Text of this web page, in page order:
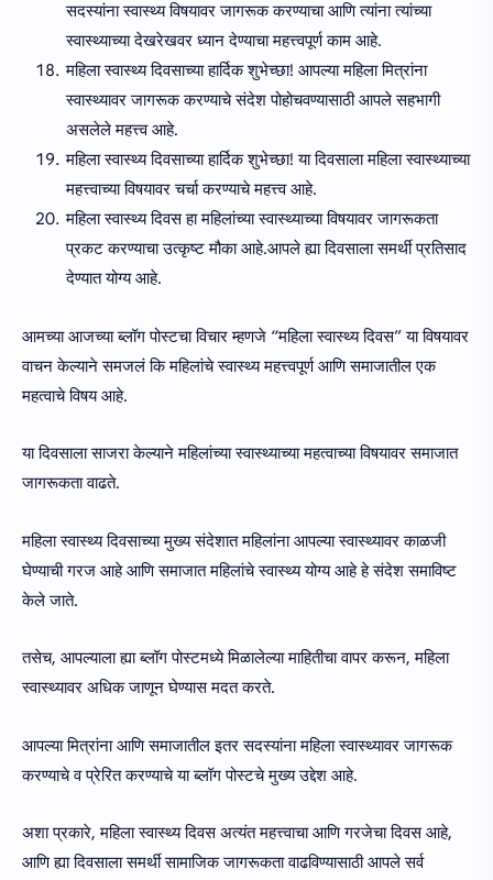
सदस्यांना स्वास्थ्य विषयावर जागरूक करण्याचा आणि त्यांना त्यांच्या
स्वास्थ्याच्या देखरेखवर ध्यान देण्याचा महत्त्वपूर्ण काम आहे.
महिला स्वास्थ्य दिवसाच्या हार्दिक शुभेच्छा! आपल्या महिला मित्रांना
स्वास्थ्यावर जागरूक करण्याचे संदेश पोहोचवण्यासाठी आपले सहभागी
असलेले महत्त्व आहे.
महिला स्वास्थ्य दिवसाच्या हार्दिक शुभेच्छा! या दिवसाला महिला स्वास्थ्याच्या
महत्त्वाच्या विषयावर चर्चा करण्याचे महत्त्व आहे.
महिला स्वास्थ्य दिवस हा महिलांच्या स्वास्थ्याच्या विषयावर जागरूकता
प्रकट करण्याचा उत्कृष्ट मौका आहे.आपले ह्या दिवसाला समर्थी प्रतिसाद
देण्यात योग्य आहे.
आमच्या आजच्या ब्लॉग पोस्टचा विचार म्हणजे “महिला स्वास्थ्य दिवस” या विषयावर
वाचन केल्याने समजलं कि महिलांचे स्वास्थ्य महत्त्वपूर्ण आणि समाजातील एक
महत्वाचे विषय आहे.
या दिवसाला साजरा केल्याने महिलांच्या स्वास्थ्याच्या महत्वाच्या विषयावर समाजात
जागरूकता वाढते.
महिला स्वास्थ्य दिवसाच्या मुख्य संदेशात महिलांना आपल्या स्वास्थ्यावर काळजी
घेण्याची गरज आहे आणि समाजात महिलांचे स्वास्थ्य योग्य आहे हे संदेश समाविष्ट
केले जाते.
तसेच, आपल्याला ह्या ब्लॉग पोस्टमध्ये मिळालेल्या माहितीचा वापर करून, महिला
स्वास्थ्यावर अधिक जाणून घेण्यास मदत करते.
आपल्या मित्रांना आणि समाजातील इतर सदस्यांना महिला स्वास्थ्यावर जागरूक
करण्याचे व प्रेरित करण्याचे या ब्लॉग पोस्टचे मुख्य उद्देश आहे.
अशा प्रकारे, महिला स्वास्थ्य दिवस अत्यंत महत्त्वाचा आणि गरजेचा दिवस आहे,
आणि ह्या दिवसाला समर्थी सामाजिक जागरूकता वाढविण्यासाठी आपले सर्व